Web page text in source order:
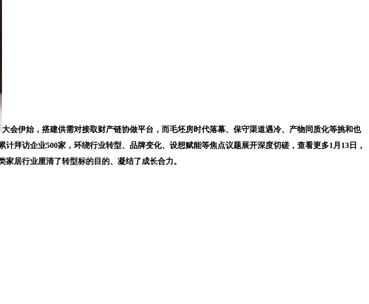
大会伊始，搭建供需对接取财产链协做平台，而毛坯房时代落幕、保守渠道遇冷、产物同质化等挑和也
拜访企业500家，环绕行业转型、品牌变化、设想赋能等焦点议题展开深度切磋，查看更多1月13日，
居行业厘清了转型标的目的、凝结了成长合力。